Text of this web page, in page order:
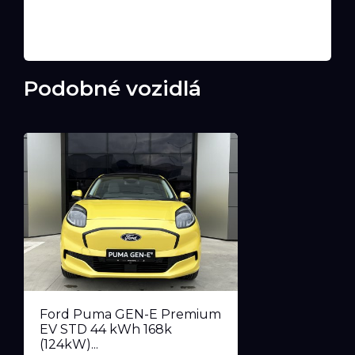
Podobné vozidlá
Ford Puma GEN-E Premium
EV STD 44 kWh 168k
(124kW)...